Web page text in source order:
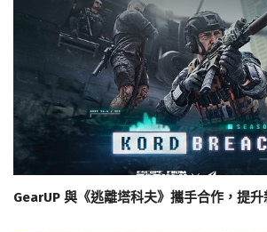
GearUP 與《逃離塔科夫》攜手合作，提